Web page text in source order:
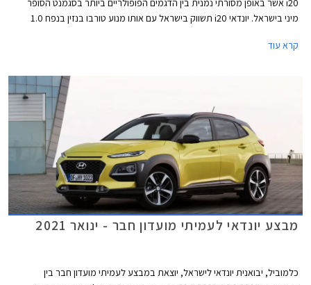
מיני בישראל. יונדאי i20 תשווק בישראל עם אותו מנוע טורבו בנזין בנפח 1.0
99,900 ₪.
קרא עוד
מבצע יונדאי לעמיתי מועדון חבר - ינואר 2021
כלמוביל, יבואנית יונדאי לישראל, יוצאת במבצע לעמיתי מועדון חבר בין